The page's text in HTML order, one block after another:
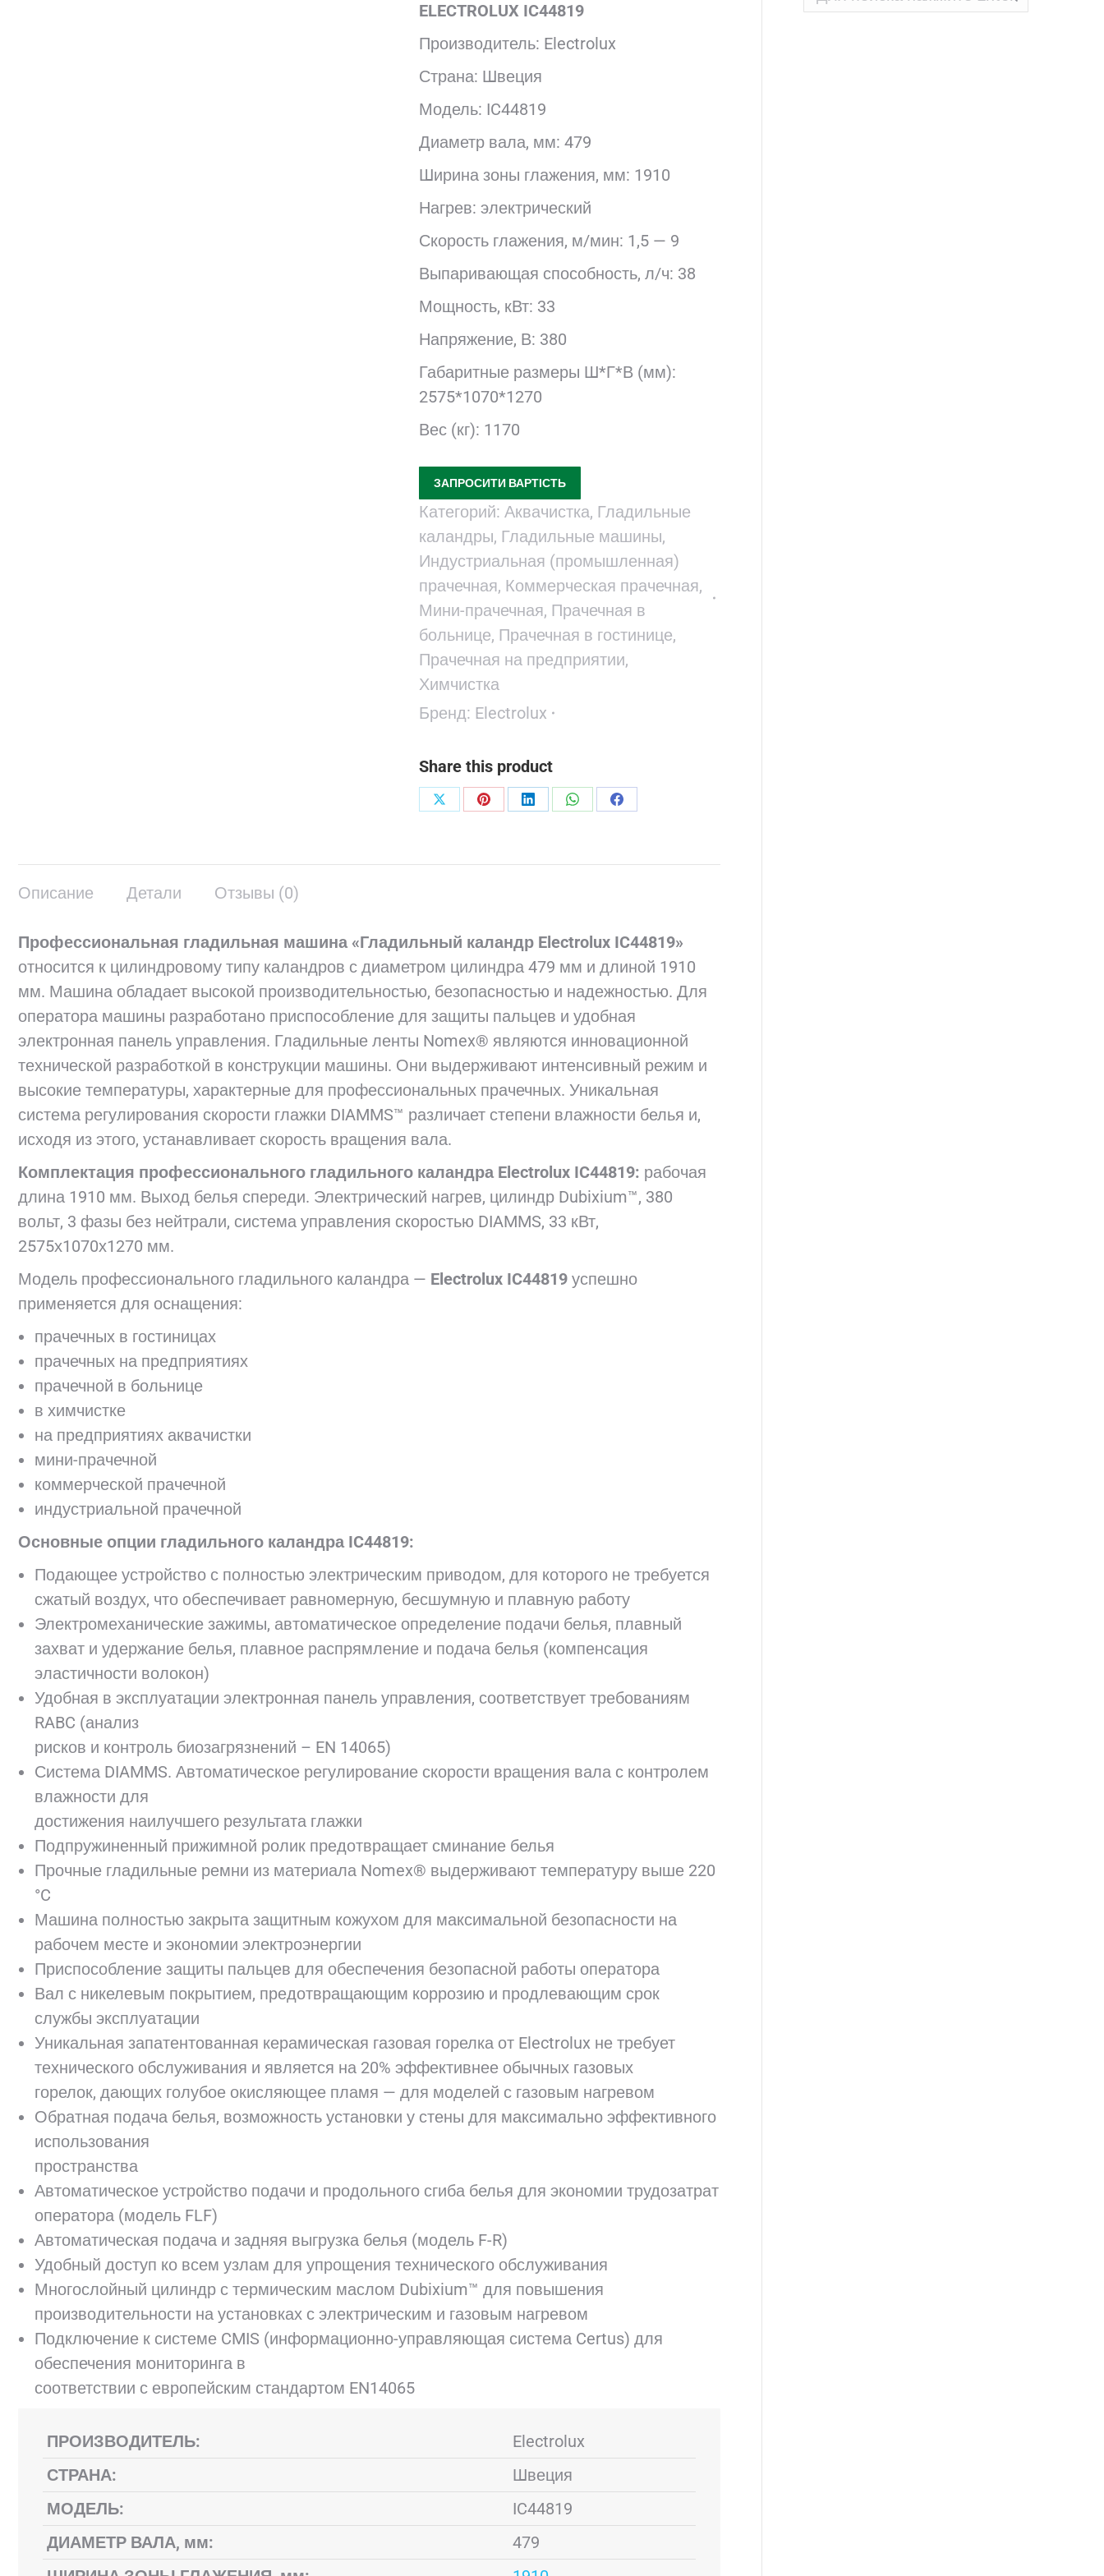
ELECTROLUX IC44819
Производитель: Electrolux
Страна: Швеция
Модель: IC44819
Диаметр вала, мм: 479
Ширина зоны глажения, мм: 1910
Нагрев: электрический
Скорость глажения, м/мин: 1,5 — 9
Выпаривающая способность, л/ч: 38
Мощность, кВт: 33
Напряжение, В: 380
Габаритные размеры Ш*Г*В (мм):
2575*1070*1270
Вес (кг): 1170
ЗАПРОСИТИ ВАРТІСТЬ
Категорий: Аквачистка, Гладильные
каландры, Гладильные машины,
Индустриальная (промышленная)
прачечная, Коммерческая прачечная,
Мини-прачечная, Прачечная в
больнице, Прачечная в гостинице,
Прачечная на предприятии,
Химчистка
Бренд: Electrolux
Share this product
ПоделитьсяПоделитьсяПоделитьсяПоделитьсяПоделиться
Описание Детали Отзывы (0)
Профессиональная гладильная машина «Гладильный каландр Electrolux IC44819»
относится к цилиндровому типу каландров с диаметром цилиндра 479 мм и длиной 1910
мм. Машина обладает высокой производительностью, безопасностью и надежностью. Для
оператора машины разработано приспособление для защиты пальцев и удобная
электронная панель управления. Гладильные ленты Nomex® являются инновационной
технической разработкой в конструкции машины. Они выдерживают интенсивный режим и
высокие температуры, характерные для профессиональных прачечных. Уникальная
система регулирования скорости глажки DIAMMS™ различает степени влажности белья и,
исходя из этого, устанавливает скорость вращения вала.
Комплектация профессионального гладильного каландра Electrolux IC44819: рабочая
длина 1910 мм. Выход белья спереди. Электрический нагрев, цилиндр Dubixium™, 380
вольт, 3 фазы без нейтрали, система управления скоростью DIAMMS, 33 кВт,
2575х1070х1270 мм.
Модель профессионального гладильного каландра — Electrolux IC44819 успешно
применяется для оснащения:
прачечных в гостиницах
прачечных на предприятиях
прачечной в больнице
в химчистке
на предприятиях аквачистки
мини-прачечной
коммерческой прачечной
индустриальной прачечной
Основные опции гладильного каландра IC44819:
Подающее устройство с полностью электрическим приводом, для которого не требуется
сжатый воздух, что обеспечивает равномерную, бесшумную и плавную работу
Электромеханические зажимы, автоматическое определение подачи белья, плавный
захват и удержание белья, плавное распрямление и подача белья (компенсация
эластичности волокон)
Удобная в эксплуатации электронная панель управления, соответствует требованиям
RABC (анализ
рисков и контроль биозагрязнений – EN 14065)
Система DIAMMS. Автоматическое регулирование скорости вращения вала с контролем
влажности для
достижения наилучшего результата глажки
Подпружиненный прижимной ролик предотвращает сминание белья
Прочные гладильные ремни из материала Nomex® выдерживают температуру выше 220
°C
Машина полностью закрыта защитным кожухом для максимальной безопасности на
рабочем месте и экономии электроэнергии
Приспособление защиты пальцев для обеспечения безопасной работы оператора
Вал с никелевым покрытием, предотвращающим коррозию и продлевающим срок
службы эксплуатации
Уникальная запатентованная керамическая газовая горелка от Electrolux не требует
технического обслуживания и является на 20% эффективнее обычных газовых
горелок, дающих голубое окисляющее пламя — для моделей с газовым нагревом
Обратная подача белья, возможность установки у стены для максимально эффективного
использования
пространства
Автоматическое устройство подачи и продольного сгиба белья для экономии трудозатрат
оператора (модель FLF)
Автоматическая подача и задняя выгрузка белья (модель F-R)
Удобный доступ ко всем узлам для упрощения технического обслуживания
Многослойный цилиндр с термическим маслом Dubixium™ для повышения
производительности на установках с электрическим и газовым нагревом
Подключение к системе CMIS (информационно-управляющая система Certus) для
обеспечения мониторинга в
соответствии с европейским стандартом EN14065
ПРОИЗВОДИТЕЛЬ:
Electrolux
СТРАНА:
Швеция
МОДЕЛЬ:
IC44819
ДИАМЕТР ВАЛА, мм:
479